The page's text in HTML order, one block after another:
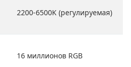
2200-6500K (регулируемая)
16 миллионов RGB